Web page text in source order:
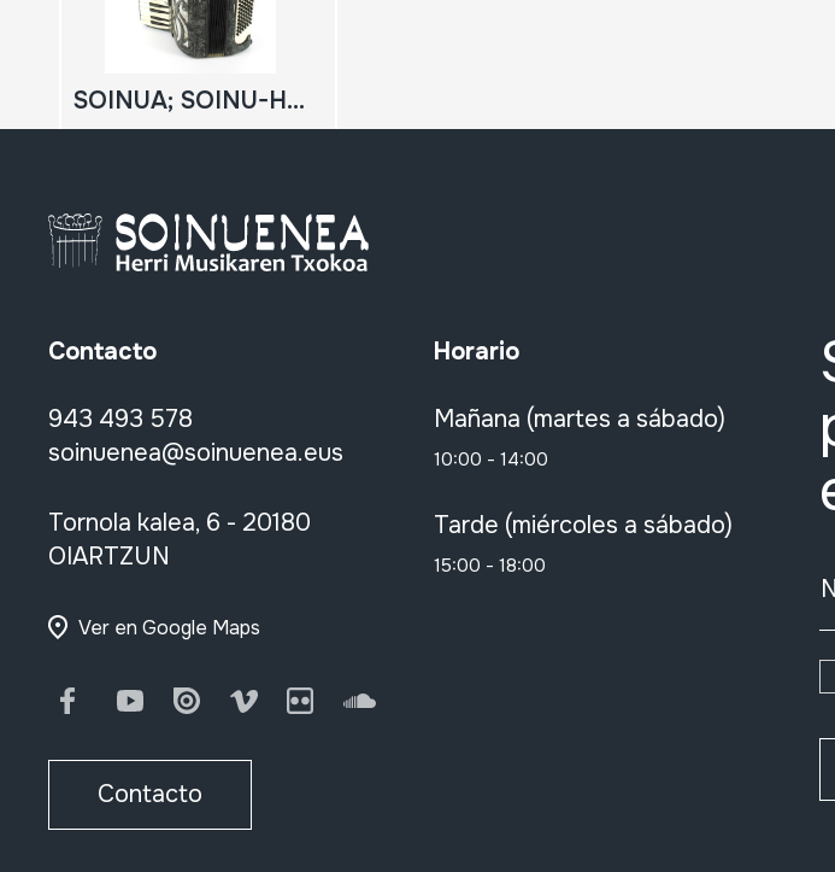
SOINUA; SOINU-HANDIA; AKORDEOIA
Contacto
943 493 578
soinuenea@soinuenea.eus
Tornola kalea, 6 - 20180
OIARTZUN
Ver en Google Maps
FacebookYoutubeIssuu Vimeo FlickrSoundCloud
Contacto
Horario
Mañana (martes a sábado)
10:00 - 14:00
Tarde (miércoles a sábado)
15:00 - 18:00